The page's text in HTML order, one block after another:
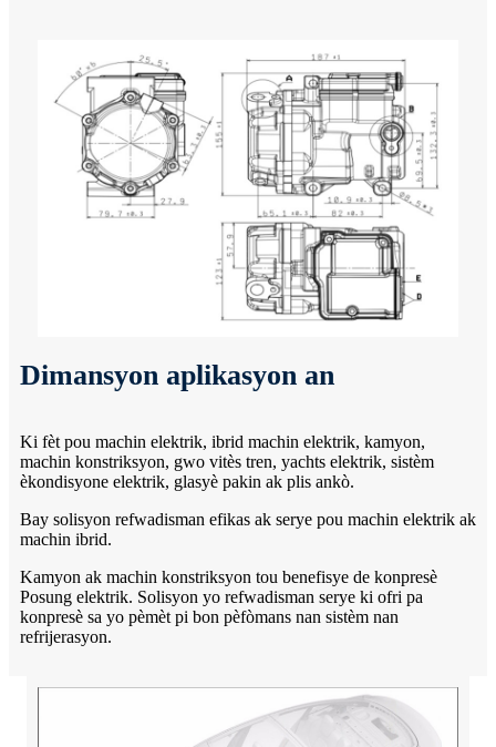
Dimansyon aplikasyon an
Ki fèt pou machin elektrik, ibrid machin elektrik, kamyon,
machin konstriksyon, gwo vitès tren, yachts elektrik, sistèm
èkondisyone elektrik, glasyè pakin ak plis ankò.
Bay solisyon refwadisman efikas ak serye pou machin elektrik ak
machin ibrid.
Kamyon ak machin konstriksyon tou benefisye de konpresè
Posung elektrik. Solisyon yo refwadisman serye ki ofri pa
konpresè sa yo pèmèt pi bon pèfòmans nan sistèm nan
refrijerasyon.